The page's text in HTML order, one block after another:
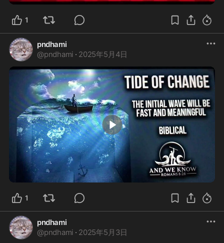
1
pndhami
@pndhami · 2025年5月4日
2:10
1
pndhami
@pndhami · 2025年5月3日